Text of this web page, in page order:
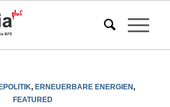
,ERNEUERBARE ENERGIEN,
FEATURED